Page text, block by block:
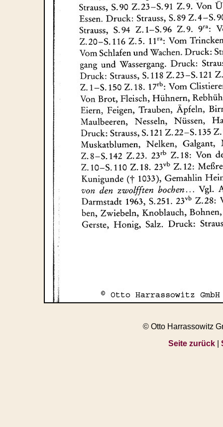
© Otto Harrassowitz
Seite zurück|